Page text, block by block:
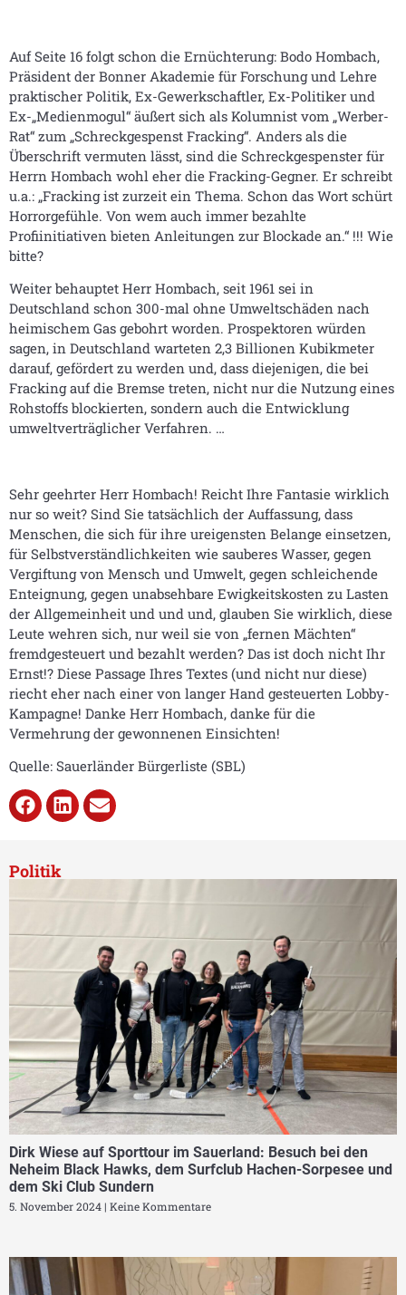
Auf Seite 16 folgt schon die Ernüchterung: Bodo Hombach,
Präsident der Bonner Akademie für Forschung und Lehre
praktischer Politik, Ex-Gewerkschaftler, Ex-Politiker und
Ex-„Medienmogul“ äußert sich als Kolumnist vom „Werber-
Rat“ zum „Schreckgespenst Fracking“. Anders als die
Überschrift vermuten lässt, sind die Schreckgespenster für
Herrn Hombach wohl eher die Fracking-Gegner. Er schreibt
u.a.: „Fracking ist zurzeit ein Thema. Schon das Wort schürt
Horrorgefühle. Von wem auch immer bezahlte
Profiinitiativen bieten Anleitungen zur Blockade an.“ !!! Wie
bitte?
Weiter behauptet Herr Hombach, seit 1961 sei in
Deutschland schon 300-mal ohne Umweltschäden nach
heimischem Gas gebohrt worden. Prospektoren würden
sagen, in Deutschland warteten 2,3 Billionen Kubikmeter
darauf, gefördert zu werden und, dass diejenigen, die bei
Fracking auf die Bremse treten, nicht nur die Nutzung eines
Rohstoffs blockierten, sondern auch die Entwicklung
umweltverträglicher Verfahren. …
Sehr geehrter Herr Hombach! Reicht Ihre Fantasie wirklich
nur so weit? Sind Sie tatsächlich der Auffassung, dass
Menschen, die sich für ihre ureigensten Belange einsetzen,
für Selbstverständlichkeiten wie sauberes Wasser, gegen
Vergiftung von Mensch und Umwelt, gegen schleichende
Enteignung, gegen unabsehbare Ewigkeitskosten zu Lasten
der Allgemeinheit und und und, glauben Sie wirklich, diese
Leute wehren sich, nur weil sie von „fernen Mächten“
fremdgesteuert und bezahlt werden? Das ist doch nicht Ihr
Ernst!? Diese Passage Ihres Textes (und nicht nur diese)
riecht eher nach einer von langer Hand gesteuerten Lobby-
Kampagne! Danke Herr Hombach, danke für die
Vermehrung der gewonnenen Einsichten!
Quelle: Sauerländer Bürgerliste (SBL)
Politik
Dirk Wiese auf Sporttour im Sauerland: Besuch bei den
Neheim Black Hawks, dem Surfclub Hachen-Sorpesee und
dem Ski Club Sundern
5. November 2024 Keine Kommentare